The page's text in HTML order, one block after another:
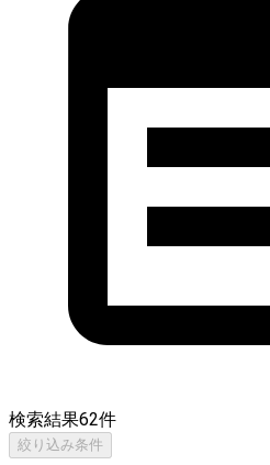
検索結果62件
絞り込み条件